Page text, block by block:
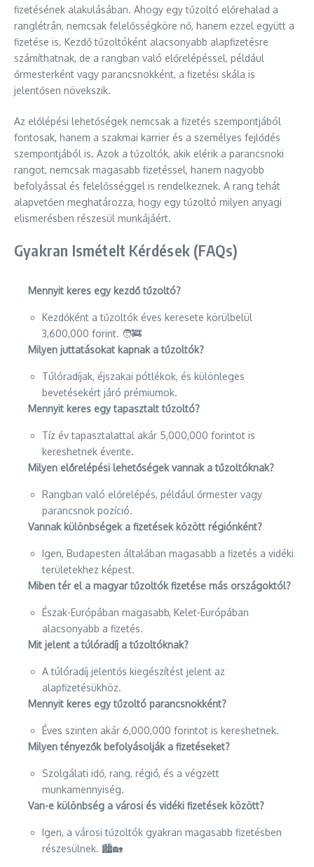
fizetésének alakulásában. Ahogy egy tűzoltó előrehalad a
ranglétrán, nemcsak felelősségköre nő, hanem ezzel együtt a
fizetése is. Kezdő tűzoltóként alacsonyabb alapfizetésre
számíthatnak, de a rangban való előrelépéssel, például
őrmesterként vagy parancsnokként, a fizetési skála is
jelentősen növekszik.
Az előlépési lehetőségek nemcsak a fizetés szempontjából
fontosak, hanem a szakmai karrier és a személyes fejlődés
szempontjából is. Azok a tűzoltók, akik elérik a parancsnoki
rangot, nemcsak magasabb fizetéssel, hanem nagyobb
befolyással és felelősséggel is rendelkeznek. A rang tehát
alapvetően meghatározza, hogy egy tűzoltó milyen anyagi
elismerésben részesül munkájáért.
Gyakran Ismételt Kérdések (FAQs)
Mennyit keres egy kezdő tűzoltó?
Kezdőként a tűzoltók éves keresete körülbelül
3,600,000 forint. 🧑‍🚒
Milyen juttatásokat kapnak a tűzoltók?
Túlóradíjak, éjszakai pótlékok, és különleges
bevetésekért járó prémiumok.
Mennyit keres egy tapasztalt tűzoltó?
Tíz év tapasztalattal akár 5,000,000 forintot is
kereshetnek évente.
Milyen előrelépési lehetőségek vannak a tűzoltóknak?
Rangban való előrelépés, például őrmester vagy
parancsnok pozíció.
Vannak különbségek a fizetések között régiónként?
Igen, Budapesten általában magasabb a fizetés a vidéki
területekhez képest.
Miben tér el a magyar tűzoltók fizetése más országoktól?
Észak-Európában magasabb, Kelet-Európában
alacsonyabb a fizetés.
Mit jelent a túlóradíj a tűzoltóknak?
A túlóradíj jelentős kiegészítést jelent az
alapfizetésükhöz.
Mennyit keres egy tűzoltó parancsnokként?
Éves szinten akár 6,000,000 forintot is kereshetnek.
Milyen tényezők befolyásolják a fizetéseket?
Szolgálati idő, rang, régió, és a végzett
munkamennyiség.
Van-e különbség a városi és vidéki fizetések között?
Igen, a városi tűzoltók gyakran magasabb fizetésben
részesülnek. 🏙️🏡